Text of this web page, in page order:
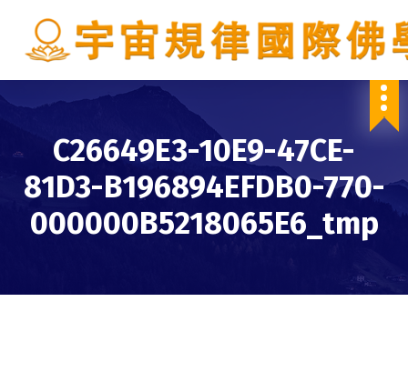
C26649E3-10E9-47CE-
81D3-B196894EFDB0-770-
000000B5218065E6_tmp